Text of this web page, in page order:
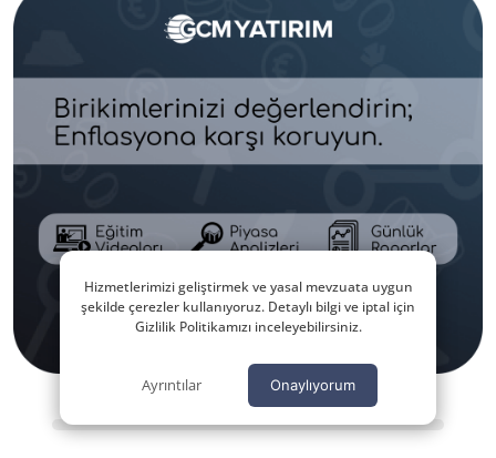
Hizmetlerimizi geliştirmek ve yasal mevzuata uygun
şekilde çerezler kullanıyoruz. Detaylı bilgi ve iptal için
Gizlilik Politikamızı inceleyebilirsiniz.
Ayrıntılar Onaylıyorum